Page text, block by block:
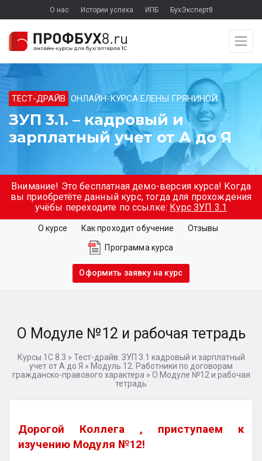
О нас Истории успеха ИПБ БухЭксперт8
ТЕСТ-ДРАЙВ ОНЛАЙН-КУРСА ЕЛЕНЫ ГРЯНИНОЙ
ЗУП 3.1. – кадровый и
зарплатный учет от А до Я
Внимание! Это бесплатная демо-версия курса! Когда
вы приобретёте данный курс, тогда для прохождения
учёбы переходите по ссылке: Курс ЗУП 3.1
О курсе Как проходит обучение Отзывы
Программа курса
Оформить заявку на курс
О Модуле №12 и рабочая тетрадь
Курсы 1С 8.3 » Тест-драйв. ЗУП 3.1 кадровый и зарплатный
учет от А до Я » Модуль 12. Работники по договорам
гражданско-правового характера » О Модуле №12 и рабочая
тетрадь
Дорогой Коллега , приступаем к
изучению Модуля №12!